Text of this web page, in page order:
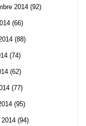
2014 (92)
(66)
(88)
(74)
(62)
(77)
(95)
(94)